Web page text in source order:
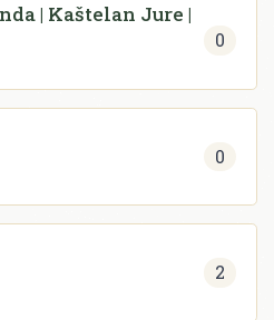
| Kaštelan Jure |
0
0
2